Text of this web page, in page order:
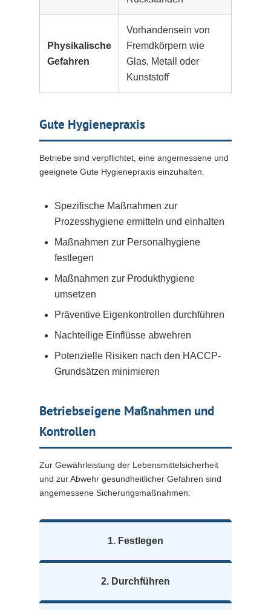
Physikalische
Gefahren
Vorhandensein von
Fremdkörpern wie
Glas, Metall oder
Kunststoff
Gute Hygienepraxis
Betriebe sind verpflichtet, eine angemessene und
geeignete Gute Hygienepraxis einzuhalten.
Spezifische Maßnahmen zur
Prozesshygiene ermitteln und einhalten
Maßnahmen zur Personalhygiene
festlegen
Maßnahmen zur Produkthygiene
umsetzen
Präventive Eigenkontrollen durchführen
Nachteilige Einflüsse abwehren
Potenzielle Risiken nach den HACCP-
Grundsätzen minimieren
Betriebseigene Maßnahmen und
Kontrollen
Zur Gewährleistung der Lebensmittelsicherheit
und zur Abwehr gesundheitlicher Gefahren sind
angemessene Sicherungsmaßnahmen:
1. Festlegen
2. Durchführen